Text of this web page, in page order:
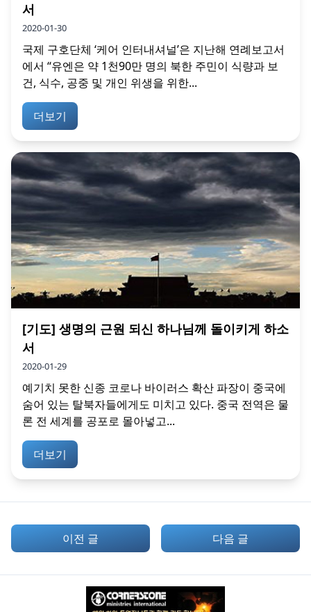
서
2020-01-30
국제 구호단체 ‘케어 인터내셔널’은 지난해 연례보고서
에서 “유엔은 약 1천90만 명의 북한 주민이 식량과 보
건, 식수, 공중 및 개인 위생을 위한...
더보기
[기도] 생명의 근원 되신 하나님께 돌이키게 하소
서
2020-01-29
예기치 못한 신종 코로나 바이러스 확산 파장이 중국에
숨어 있는 탈북자들에게도 미치고 있다. 중국 전역은 물
론 전 세계를 공포로 몰아넣고...
더보기
이전 글 다음 글